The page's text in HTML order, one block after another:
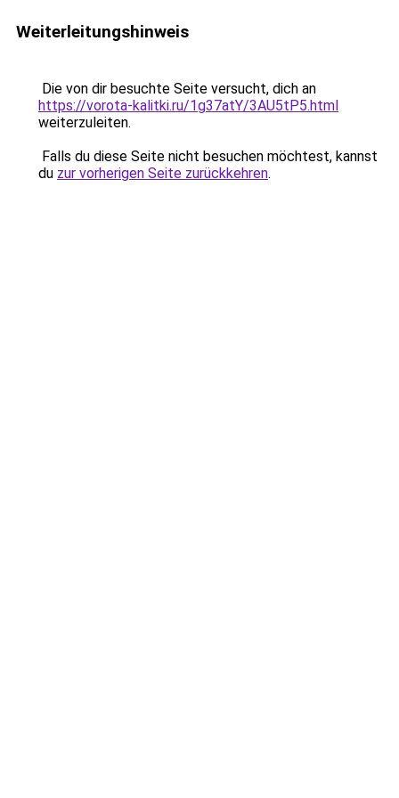
Weiterleitungshinweis
Die von dir besuchte Seite versucht, dich an
https://vorota-kalitki.ru/1g37atY/3AU5tP5.html
weiterzuleiten.
Falls du diese Seite nicht besuchen möchtest, kannst
du zur vorherigen Seite zurückkehren.